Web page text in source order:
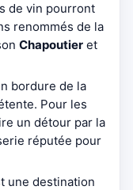
de vin pourront
renommés de la
Chapoutier et
bordure de la
Pour les
un détour par la
réputée pour
une destination